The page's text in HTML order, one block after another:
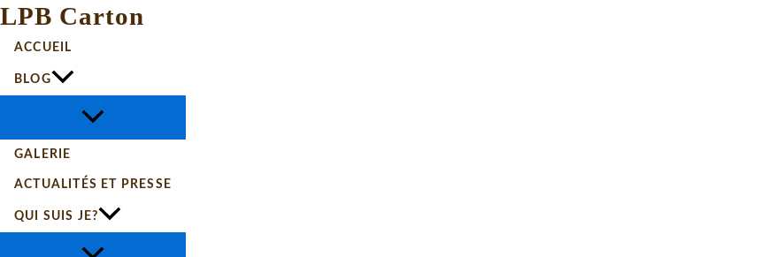
LPB Carton
ACCUEIL
BLOG
GALERIE
ACTUALITÉS ET PRESSE
QUI SUIS JE?